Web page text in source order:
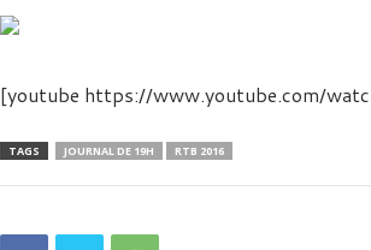
[youtube https://www.youtube.com/
TAGS JOURNAL DE 19H RTB 2016